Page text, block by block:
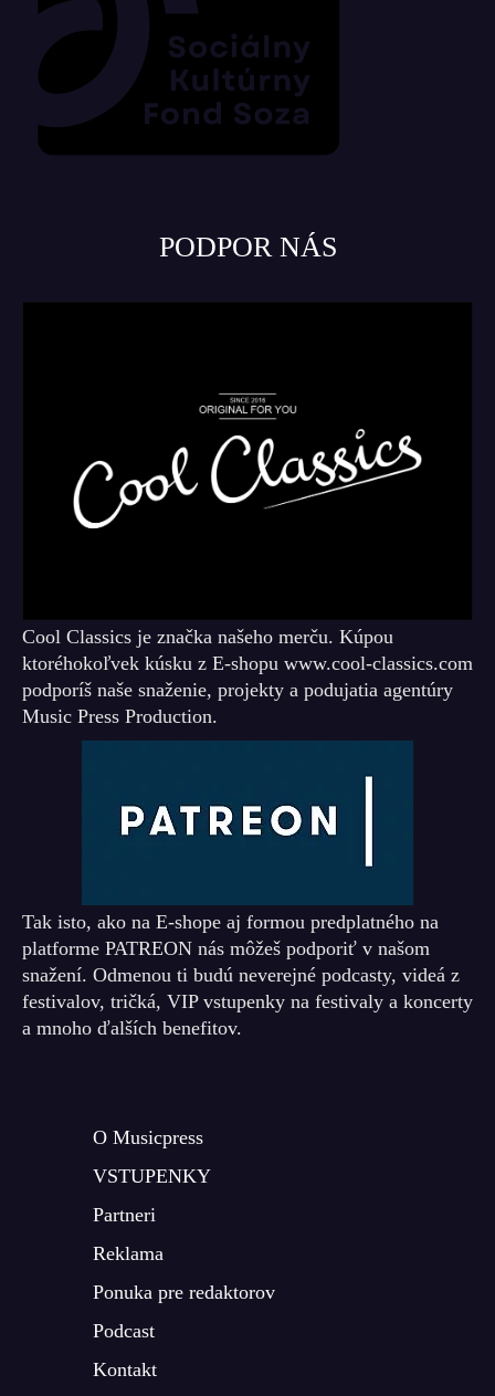
PODPOR NÁS
Cool Classics je značka našeho merču. Kúpou
ktoréhokoľvek kúsku z E-shopu www.cool-classics.com
podporíš naše snaženie, projekty a podujatia agentúry
Music Press Production.
Tak isto, ako na E-shope aj formou predplatného na
platforme PATREON nás môžeš podporiť v našom
snažení. Odmenou ti budú neverejné podcasty, videá z
festivalov, tričká, VIP vstupenky na festivaly a koncerty
a mnoho ďalších benefitov.
O Musicpress
VSTUPENKY
Partneri
Reklama
Ponuka pre redaktorov
Podcast
Kontakt